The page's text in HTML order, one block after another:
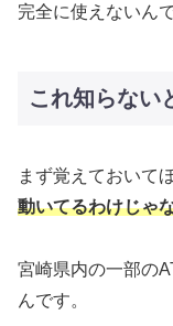
完全に使えないん
これ知らない
まず覚えておいて
動いてるわけじゃ
宮崎県内の一部の
んです。